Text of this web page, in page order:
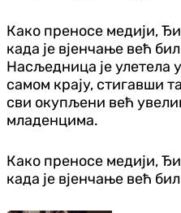
Како преносе медији,
када је вјенчање већ
Насљедница је улетела
самом крају, стигавши
сви окупљени већ
младенцима.
Како преносе медији,
када је вјенчање већ